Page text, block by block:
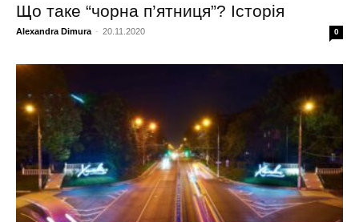
Що таке “чорна п’ятниця”? Історія
Alexandra Dimura - 20.11.2020 0